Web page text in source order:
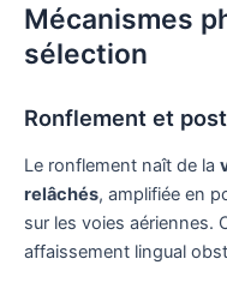
Mécanismes
sélection
Ronflement et
Le ronflement naît de la
relâchés, amplifiée en
sur les voies aériennes.
affaissement lingual